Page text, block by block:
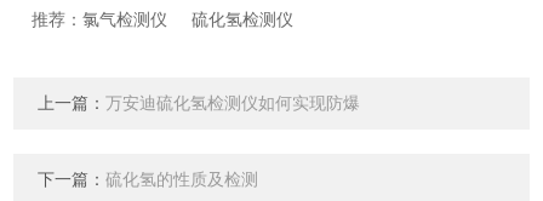
推荐：氯气检测仪硫化氢检测仪
上一篇：万安迪硫化氢检测仪如何实现防爆
下一篇：硫化氢的性质及检测